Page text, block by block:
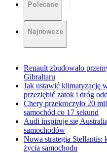
Polecane
Najnowsze
Renault zbudowało
Gibraltaru
Jak ustawić klimatyzację
przeziębić zatok i dróg
Chery przekroczyło 20
samochód co 17 sekund
Audi inspiruje się
samochodów
Nowa strategia Stellantis:
życia samochodu